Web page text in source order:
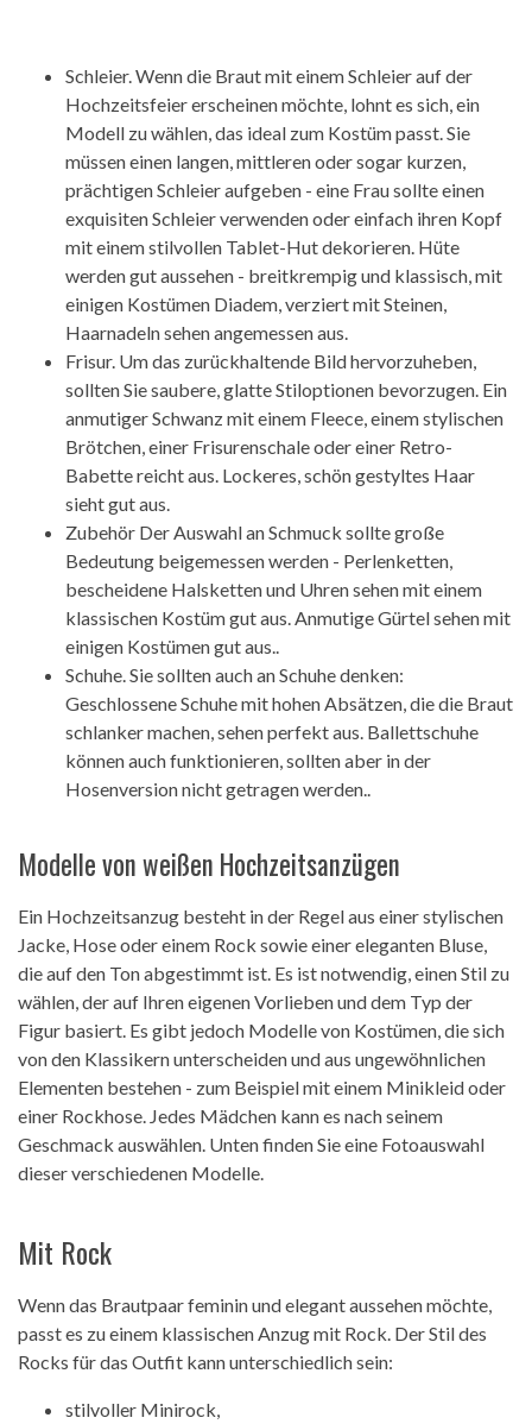
Schleier. Wenn die Braut mit einem Schleier auf der
Hochzeitsfeier erscheinen möchte, lohnt es sich, ein
Modell zu wählen, das ideal zum Kostüm passt. Sie
müssen einen langen, mittleren oder sogar kurzen,
prächtigen Schleier aufgeben - eine Frau sollte einen
exquisiten Schleier verwenden oder einfach ihren Kopf
mit einem stilvollen Tablet-Hut dekorieren. Hüte
werden gut aussehen - breitkrempig und klassisch, mit
einigen Kostümen Diadem, verziert mit Steinen,
Haarnadeln sehen angemessen aus.
Frisur. Um das zurückhaltende Bild hervorzuheben,
sollten Sie saubere, glatte Stiloptionen bevorzugen. Ein
anmutiger Schwanz mit einem Fleece, einem stylischen
Brötchen, einer Frisurenschale oder einer Retro-
Babette reicht aus. Lockeres, schön gestyltes Haar
sieht gut aus.
Zubehör Der Auswahl an Schmuck sollte große
Bedeutung beigemessen werden - Perlenketten,
bescheidene Halsketten und Uhren sehen mit einem
klassischen Kostüm gut aus. Anmutige Gürtel sehen mit
einigen Kostümen gut aus..
Schuhe. Sie sollten auch an Schuhe denken:
Geschlossene Schuhe mit hohen Absätzen, die die Braut
schlanker machen, sehen perfekt aus. Ballettschuhe
können auch funktionieren, sollten aber in der
Hosenversion nicht getragen werden..
Modelle von weißen Hochzeitsanzügen
Ein Hochzeitsanzug besteht in der Regel aus einer stylischen
Jacke, Hose oder einem Rock sowie einer eleganten Bluse,
die auf den Ton abgestimmt ist. Es ist notwendig, einen Stil zu
wählen, der auf Ihren eigenen Vorlieben und dem Typ der
Figur basiert. Es gibt jedoch Modelle von Kostümen, die sich
von den Klassikern unterscheiden und aus ungewöhnlichen
Elementen bestehen - zum Beispiel mit einem Minikleid oder
einer Rockhose. Jedes Mädchen kann es nach seinem
Geschmack auswählen. Unten finden Sie eine Fotoauswahl
dieser verschiedenen Modelle.
Mit Rock
Wenn das Brautpaar feminin und elegant aussehen möchte,
passt es zu einem klassischen Anzug mit Rock. Der Stil des
Rocks für das Outfit kann unterschiedlich sein:
stilvoller Minirock,